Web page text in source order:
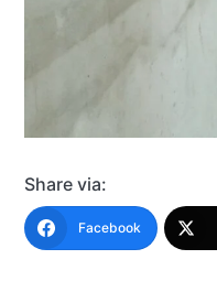
Share via:
Facebook